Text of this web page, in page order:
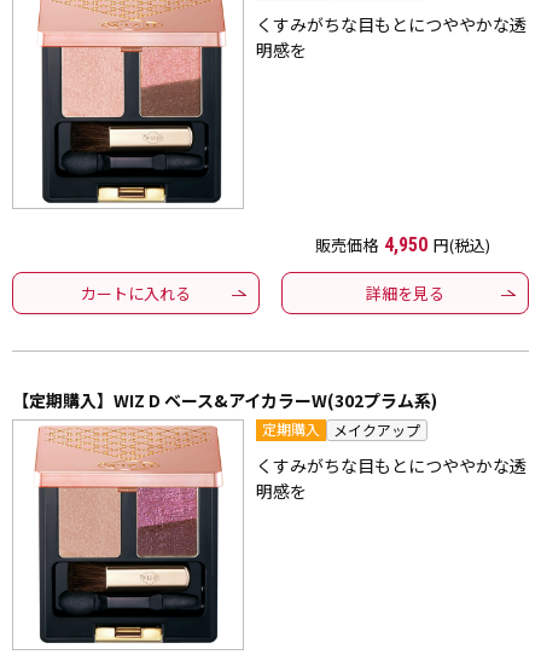
くすみがちな目もとにつややかな透
明感を
販売価格 4,950 円(税込)
カートに入れる 詳細を見る
【定期購入】WIZ D ベース&アイカラーW(302プラム系)
定期購入 メイクアップ
くすみがちな目もとにつややかな透
明感を